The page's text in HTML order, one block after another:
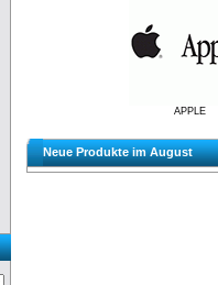
APPLE
Neue Produkte im August